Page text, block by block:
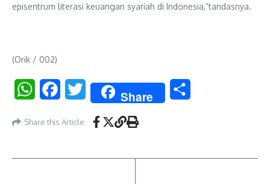
episentrum literasi keuangan syariah di Indonesia,”tandasnya.
(Orik / 002)
WhatsAppFacebookTwitter Share
Share this Article